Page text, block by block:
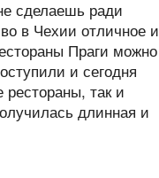
сделаешь ради
в Чехии отличное и
Праги можно
и сегодня
так и
длинная и